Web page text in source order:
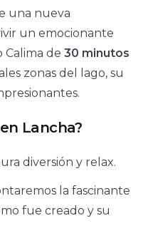
una nueva
un emocionante
Calima de 30 minutos
zonas del lago, su
Lancha?
diversión y relax.
la fascinante
fue creado y su